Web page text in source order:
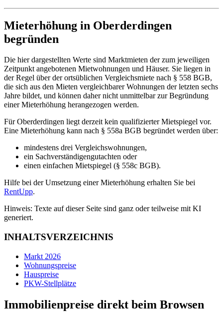
Mieterhöhung in Oberderdingen
begründen
Die hier dargestellten Werte sind Marktmieten der zum jeweiligen
Zeitpunkt angebotenen Mietwohnungen und Häuser. Sie liegen in
der Regel über der ortsüblichen Vergleichsmiete nach § 558 BGB,
die sich aus den Mieten vergleichbarer Wohnungen der letzten sechs
Jahre bildet, und können daher nicht unmittelbar zur Begründung
einer Mieterhöhung herangezogen werden.
Für Oberderdingen liegt derzeit kein qualifizierter Mietspiegel vor.
Eine Mieterhöhung kann nach § 558a BGB begründet werden über:
mindestens drei Vergleichswohnungen,
ein Sachverständigengutachten oder
einen einfachen Mietspiegel (§ 558c BGB).
Hilfe bei der Umsetzung einer Mieterhöhung erhalten Sie bei
RentUpp.
Hinweis: Texte auf dieser Seite sind ganz oder teilweise mit KI
generiert.
INHALTSVERZEICHNIS
Markt 2026
Wohnungspreise
Hauspreise
PKW-Stellplätze
Immobilienpreise direkt beim Browsen